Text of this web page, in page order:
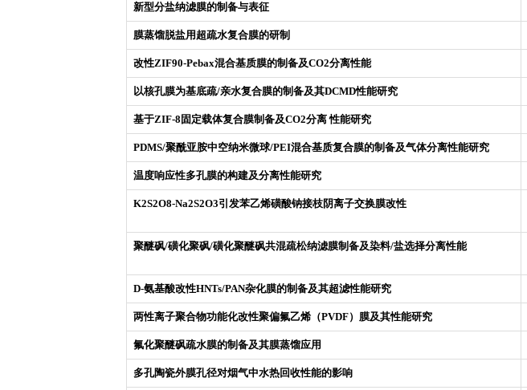
新型分盐纳滤膜的制备与表征
膜蒸馏脱盐用超疏水复合膜的研制
改性ZIF90-Pebax混合基质膜的制备及CO2分离性能
以核孔膜为基底疏/亲水复合膜的制备及其DCMD性能研究
基于ZIF-8固定载体复合膜制备及CO2分离 性能研究
PDMS/聚酰亚胺中空纳米微球/PEI混合基质复合膜的制备及气体分离性能研究
温度响应性多孔膜的构建及分离性能研究
K2S2O8-Na2S2O3引发苯乙烯磺酸钠接枝阴离子交换膜改性
聚醚砜/磺化聚砜/磺化聚醚砜共混疏松纳滤膜制备及染料/盐选择分离性能
D-氨基酸改性HNTs/PAN杂化膜的制备及其超滤性能研究
两性离子聚合物功能化改性聚偏氟乙烯（PVDF）膜及其性能研究
氟化聚醚砜疏水膜的制备及其膜蒸馏应用
多孔陶瓷外膜孔径对烟气中水热回收性能的影响